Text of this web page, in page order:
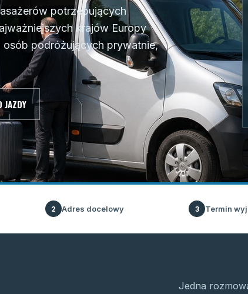
potrzebujących
krajów Europy
podróżujących prywatnie,
JAZDY
2 Adres docelowy 3 Termin
Jedna